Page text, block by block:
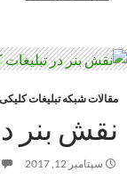
مقالات شبکه تبلیغات کلیکی
نقش بنر
سپتامبر 12, 2017